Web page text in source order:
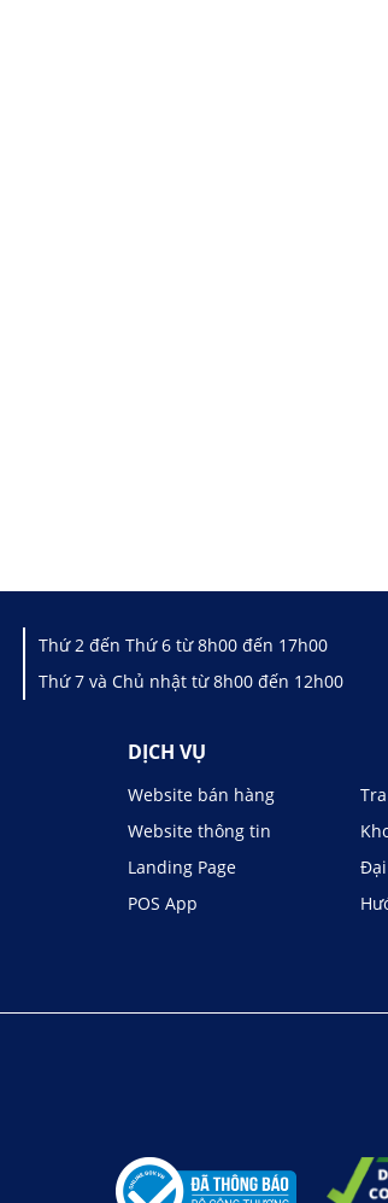
Thứ 2 đến Thứ 6 từ 8h00 đến 17h00
Thứ 7 và Chủ nhật từ 8h00 đến 12h00
DỊCH VỤ
Website bán hàng
Website thông tin
Landing Page
POS App